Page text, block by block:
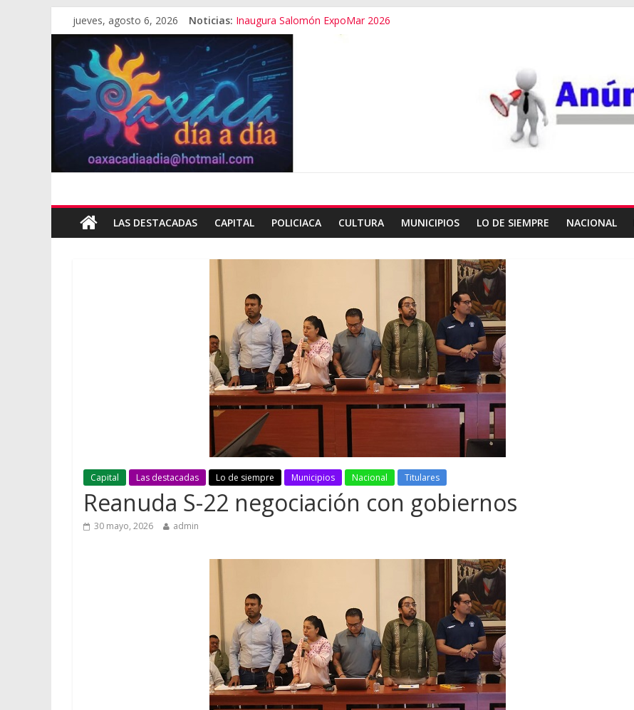
jueves, agosto 6, 2026 Noticias: Inaugura Salomón ExpoMar 2026
Se “cae” edificio del Poder Judicial en Oaxaca
Exámenes fallidos en Oaxaca
Oaxaca se suma a la Jornada Nacional de Reforestación
Cómo cuidar el presupuesto familiar en el regreso a clases
LAS DESTACADAS CAPITAL POLICIACA CULTURA MUNICIPIOS LO DE SIEMPRE NACIONAL
Capital Las destacadas Lo de siempre Municipios Nacional Titulares
Reanuda S-22 negociación con gobiernos
30 mayo, 2026 admin